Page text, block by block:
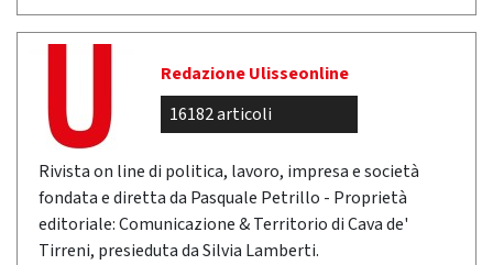
Redazione Ulisseonline
16182 articoli
Rivista on line di politica, lavoro, impresa e società
fondata e diretta da Pasquale Petrillo - Proprietà
editoriale: Comunicazione & Territorio di Cava de'
Tirreni, presieduta da Silvia Lamberti.